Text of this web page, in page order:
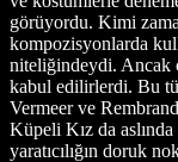
görüyordu. Kimi
kompozisyonlarda
niteliğindeydi. Ancak
kabul edilirlerdi. Bu
Vermeer ve
Küpeli Kız da
yaratıcılığın doruk